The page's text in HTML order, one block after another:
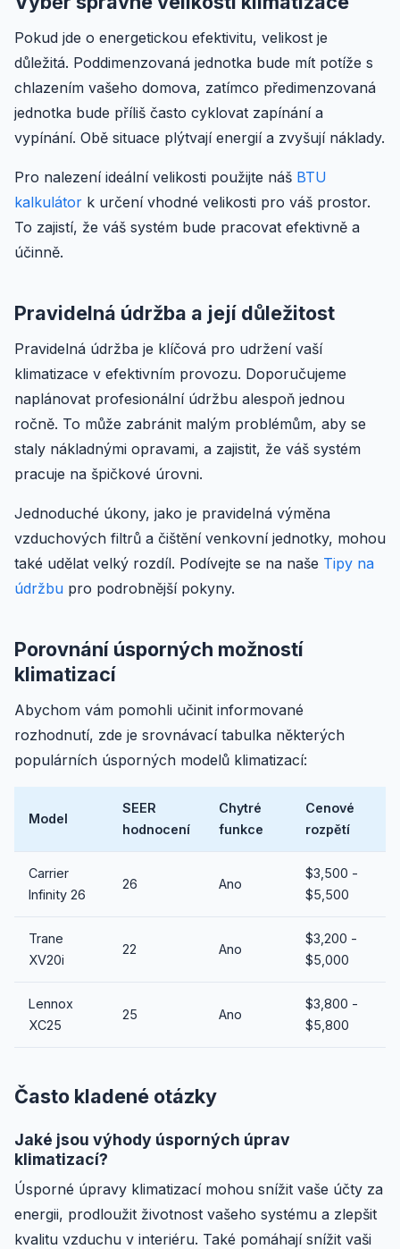
Pokud jde o energetickou efektivitu, velikost je
důležitá. Poddimenzovaná jednotka bude mít potíže s
chlazením vašeho domova, zatímco předimenzovaná
jednotka bude příliš často cyklovat zapínání a
vypínání. Obě situace plýtvají energií a zvyšují náklady.
Pro nalezení ideální velikosti použijte náš BTU
kalkulátor k určení vhodné velikosti pro váš prostor.
To zajistí, že váš systém bude pracovat efektivně a
účinně.
Pravidelná údržba a její důležitost
Pravidelná údržba je klíčová pro udržení vaší
klimatizace v efektivním provozu. Doporučujeme
naplánovat profesionální údržbu alespoň jednou
ročně. To může zabránit malým problémům, aby se
staly nákladnými opravami, a zajistit, že váš systém
pracuje na špičkové úrovni.
Jednoduché úkony, jako je pravidelná výměna
vzduchových filtrů a čištění venkovní jednotky, mohou
také udělat velký rozdíl. Podívejte se na naše Tipy na
údržbu pro podrobnější pokyny.
Porovnání úsporných možností
klimatizací
Abychom vám pomohli učinit informované
rozhodnutí, zde je srovnávací tabulka některých
populárních úsporných modelů klimatizací:
Model
SEER
hodnocení
Chytré
funkce
Cenové
rozpětí
Carrier
Infinity 26
26 Ano
$3,500 -
$5,500
Trane
XV20i
22 Ano
$3,200 -
$5,000
Lennox
XC25
25 Ano
$3,800 -
$5,800
Často kladené otázky
Jaké jsou výhody úsporných úprav
klimatizací?
Úsporné úpravy klimatizací mohou snížit vaše účty za
energii, prodloužit životnost vašeho systému a zlepšit
kvalitu vzduchu v interiéru. Také pomáhají snížit vaši